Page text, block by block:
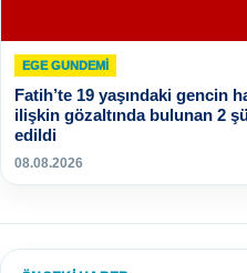
EGE GUNDEMİ
Fatih’te 19 yaşındaki gencin
ilişkin gözaltında bulunan 2
edildi
08.08.2026